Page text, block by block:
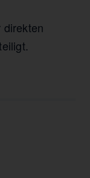
direkten